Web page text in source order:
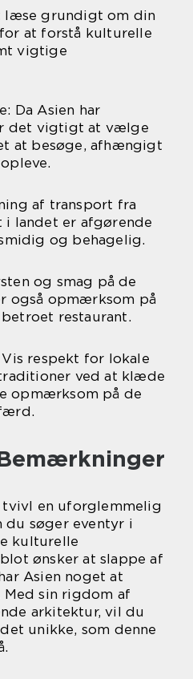
læse grundigt om din
at forstå kulturelle
vigtige
Da Asien har
det vigtigt at vælge
at besøge, afhængigt
af transport fra
landet er afgørende
og behagelig.
og smag på de
også opmærksom på
restaurant.
respekt for lokale
ved at klæde
opmærksom på de
tvivl en uforglemmelig
du søger eventyr i
kulturelle
ønsker at slappe af
Asien noget at
sin rigdom af
arkitektur, vil du
unikke, som denne